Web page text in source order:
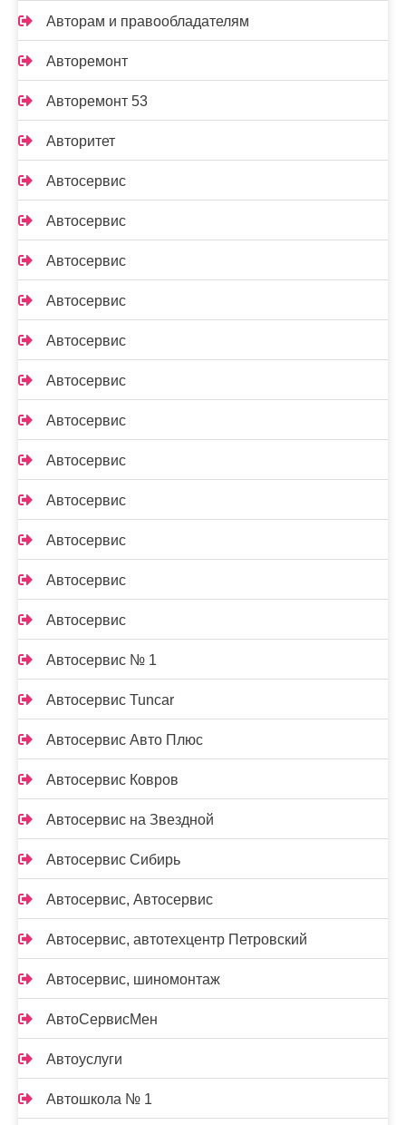
Авторам и правообладателям
Авторемонт
Авторемонт 53
Авторитет
Автосервис
Автосервис
Автосервис
Автосервис
Автосервис
Автосервис
Автосервис
Автосервис
Автосервис
Автосервис
Автосервис
Автосервис
Автосервис № 1
Автосервис Tuncar
Автосервис Авто Плюс
Автосервис Ковров
Автосервис на Звездной
Автосервис Сибирь
Автосервис, Автосервис
Автосервис, автотехцентр Петровский
Автосервис, шиномонтаж
АвтоСервисМен
Автоуслуги
Автошкола № 1